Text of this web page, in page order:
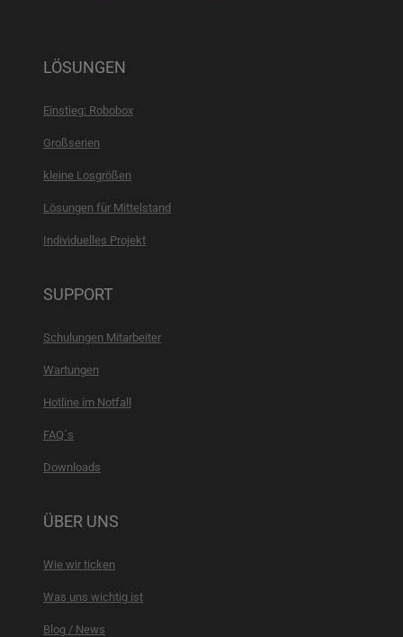
LÖSUNGEN
Einstieg: Robobox
Großserien
kleine Losgrößen
Lösungen für Mittelstand
Individuelles Projekt
SUPPORT
Schulungen Mitarbeiter
Wartungen
Hotline im Notfall
FAQ´s
Downloads
ÜBER UNS
Wie wir ticken
Was uns wichtig ist
Blog / News